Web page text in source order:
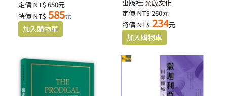
定價:NT$ 650元
特價:NT$ 585元
出版社:光啟文化
定價:NT$ 260元
特價:NT$ 234元